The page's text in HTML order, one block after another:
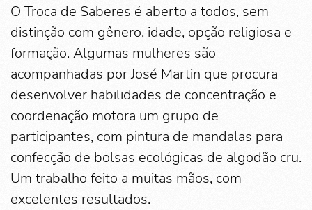
O Troca de Saberes é aberto a todos, sem
distinção com gênero, idade, opção religiosa e
formação. Algumas mulheres são
acompanhadas por José Martin que procura
desenvolver habilidades de concentração e
coordenação motora um grupo de
participantes, com pintura de mandalas para
confecção de bolsas ecológicas de algodão cru.
Um trabalho feito a muitas mãos, com
excelentes resultados.